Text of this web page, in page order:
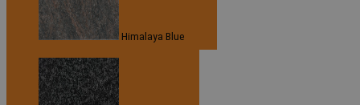
Himalaya Blue